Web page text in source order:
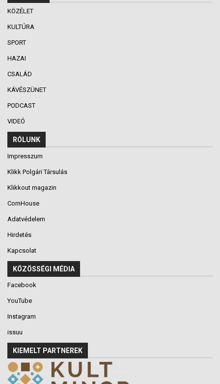
KÖZÉLET
KULTÚRA
SPORT
HAZAI
CSALÁD
KÁVÉSZÜNET
PODCAST
VIDEÓ
RÓLUNK
Impresszum
Klikk Polgári Társulás
Klikkout magazin
CornHouse
Adatvédelem
Hirdetés
Kapcsolat
KÖZÖSSÉGI MÉDIA
Facebook
YouTube
Instagram
issuu
KIEMELT PARTNEREK